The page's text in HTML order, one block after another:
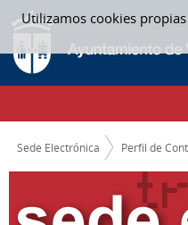
Utilizamos cookies
Saltar al contenido
ACTAS MESA CONTRATACIÓN -
CAMINO DE MIGAS
Sede Electrónica Perfil de